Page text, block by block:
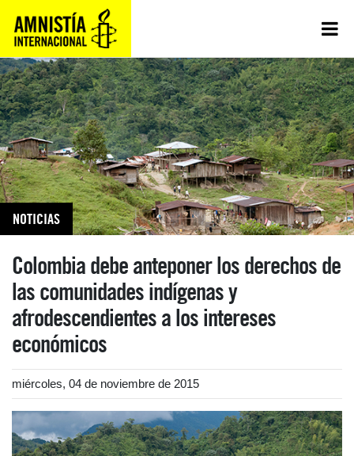
NOTICIAS
Colombia debe anteponer los derechos de
las comunidades indígenas y
afrodescendientes a los intereses
económicos
miércoles, 04 de noviembre de 2015